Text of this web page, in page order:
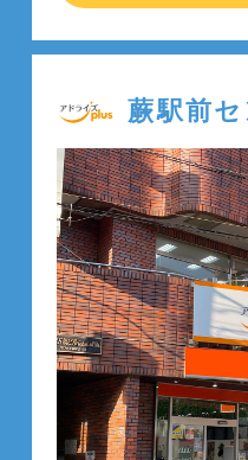
蕨駅前